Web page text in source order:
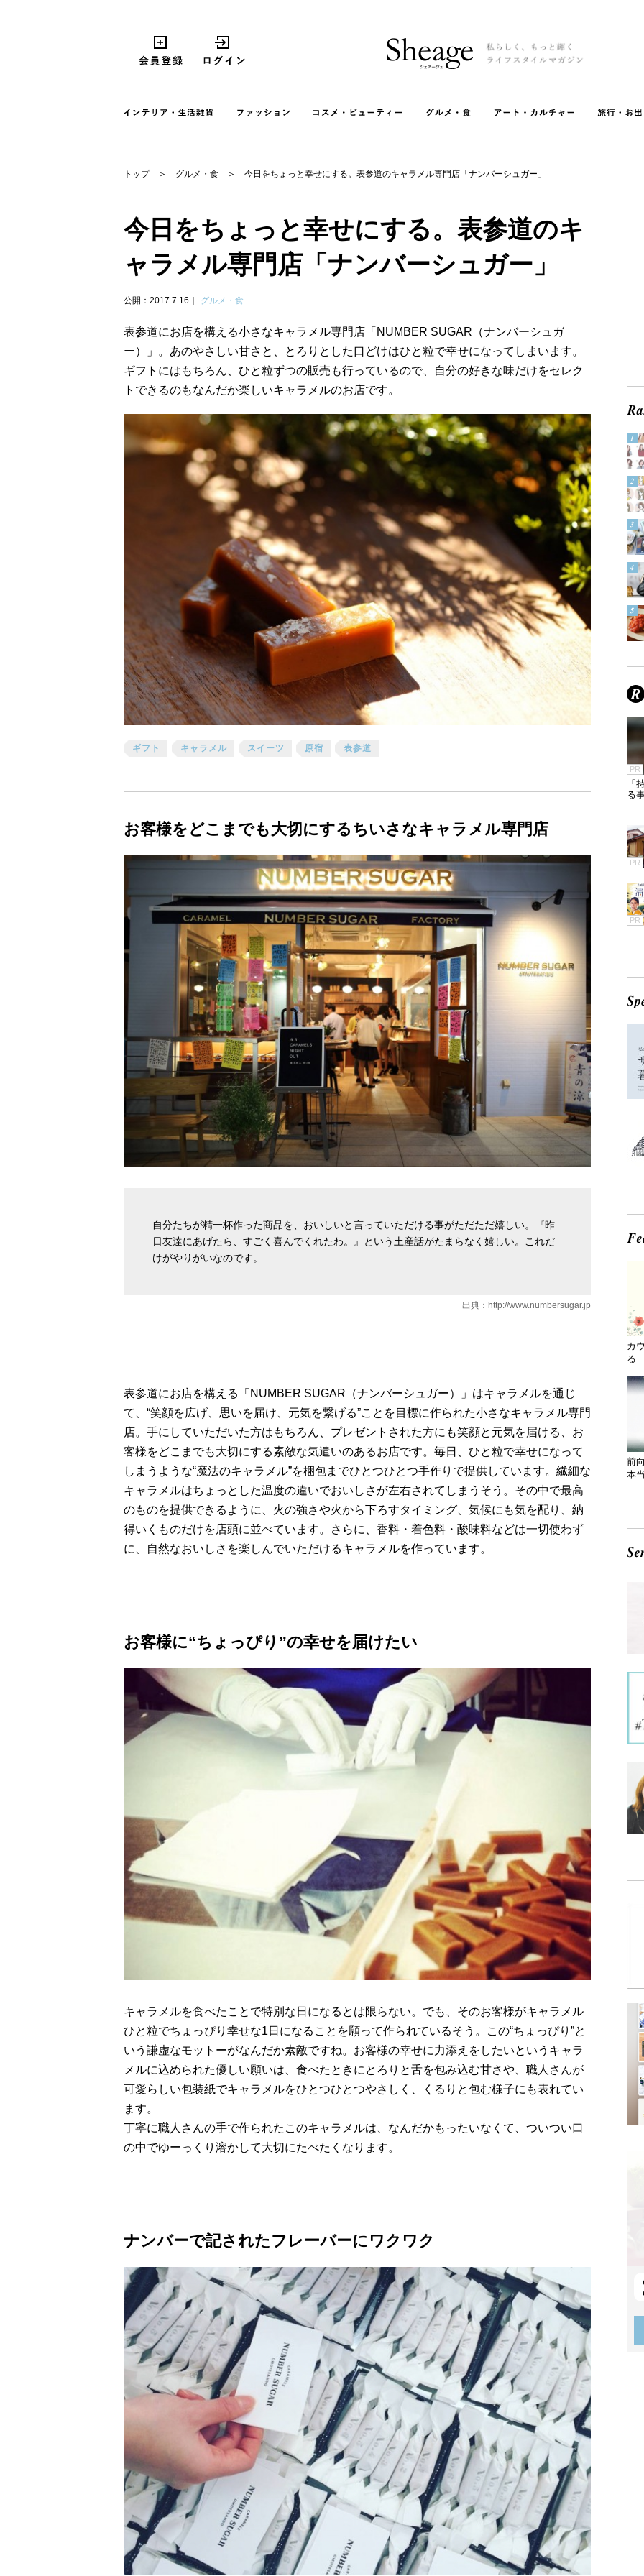
トップ グルメ・食 今日をちょっと幸せにする。表参道のキャラメル専門店「ナンバーシュガー」
今日をちょっと幸せにする。表参道のキ
ャラメル専門店「ナンバーシュガー」
公開：2017.7.16 グルメ・食
表参道にお店を構える小さなキャラメル専門店「NUMBER SUGAR（ナンバーシュガ
ー）」。あのやさしい甘さと、とろりとした口どけはひと粒で幸せになってしまいます。
ギフトにはもちろん、ひと粒ずつの販売も行っているので、自分の好きな味だけをセレク
トできるのもなんだか楽しいキャラメルのお店です。
ギフト キャラメル スイーツ 原宿 表参道
お客様をどこまでも大切にするちいさなキャラメル専門店
自分たちが精一杯作った商品を、おいしいと言っていただける事がただただ嬉しい。『昨
日友達にあげたら、すごく喜んでくれたわ。』という土産話がたまらなく嬉しい。これだ
けがやりがいなのです。
出典： http://www.numbersugar.jp
表参道にお店を構える「NUMBER SUGAR（ナンバーシュガー）」はキャラメルを通じ
て、“笑顔を広げ、思いを届け、元気を繋げる”ことを目標に作られた小さなキャラメル専門
店。手にしていただいた方はもちろん、プレゼントされた方にも笑顔と元気を届ける、お
客様をどこまでも大切にする素敵な気遣いのあるお店です。毎日、ひと粒で幸せになって
しまうような“魔法のキャラメル”を梱包までひとつひとつ手作りで提供しています。繊細な
キャラメルはちょっとした温度の違いでおいしさが左右されてしまうそう。その中で最高
のものを提供できるように、火の強さや火から下ろすタイミング、気候にも気を配り、納
得いくものだけを店頭に並べています。さらに、香料・着色料・酸味料などは一切使わず
に、自然なおいしさを楽しんでいただけるキャラメルを作っています。
お客様に“ちょっぴり”の幸せを届けたい
キャラメルを食べたことで特別な日になるとは限らない。でも、そのお客様がキャラメル
ひと粒でちょっぴり幸せな1日になることを願って作られているそう。この“ちょっぴり”と
いう謙虚なモットーがなんだか素敵ですね。お客様の幸せに力添えをしたいというキャラ
メルに込められた優しい願いは、食べたときにとろりと舌を包み込む甘さや、職人さんが
可愛らしい包装紙でキャラメルをひとつひとつやさしく、くるりと包む様子にも表れてい
ます。
丁寧に職人さんの手で作られたこのキャラメルは、なんだかもったいなくて、ついつい口
の中でゆーっくり溶かして大切にたべたくなります。
ナンバーで記されたフレーバーにワクワク
PR
「
る
PR
PR
カ
る
前
本